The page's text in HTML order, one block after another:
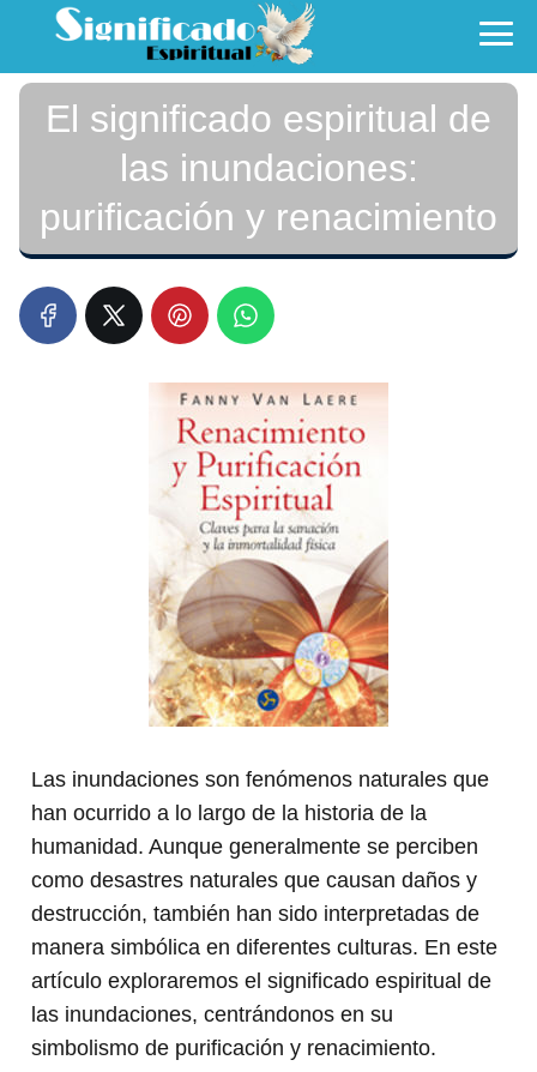
El significado espiritual de
las inundaciones:
purificación y renacimiento
Las inundaciones son fenómenos naturales que
han ocurrido a lo largo de la historia de la
humanidad. Aunque generalmente se perciben
como desastres naturales que causan daños y
destrucción, también han sido interpretadas de
manera simbólica en diferentes culturas. En este
artículo exploraremos el significado espiritual de
las inundaciones, centrándonos en su
simbolismo de purificación y renacimiento.